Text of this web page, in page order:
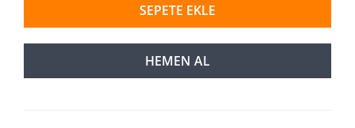
SEPETE EKLE
HEMEN AL